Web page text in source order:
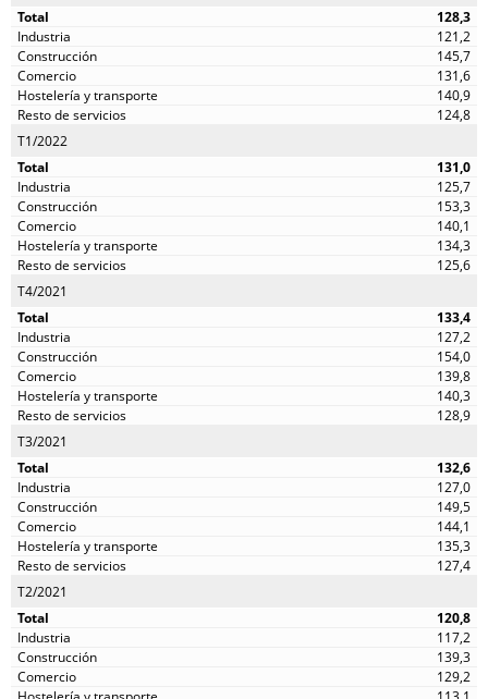
128,3
121,2
145,7
131,6
140,9
124,8
T1/2022
131,0
125,7
153,3
140,1
134,3
125,6
T4/2021
133,4
127,2
154,0
139,8
140,3
128,9
T3/2021
132,6
127,0
149,5
144,1
135,3
127,4
T2/2021
120,8
117,2
139,3
129,2